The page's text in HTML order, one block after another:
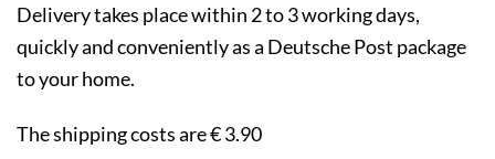
Delivery takes place within 2 to 3 working days,
quickly and conveniently as a Deutsche Post package
to your home.
The shipping costs are € 3.90